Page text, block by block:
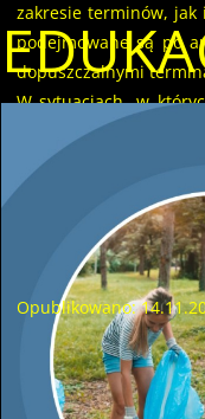
zakresie terminów, jak
podejmowane są po
dopuszczalnymi
W sytuacjach, w
ma możliwości
celów, WFOŚiGW
wezwaniu do zwrotu
Podpisanie umowy na
budynku Ochotniczej
Opublikowano:
W dniu 14
Funduszu Ochrony
Kielcach Prezes